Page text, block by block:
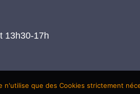
13h30-17h
que des Cookies strictement